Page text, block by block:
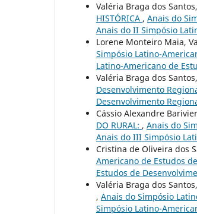
Valéria Braga dos Santos,
HISTÓRICA , Anais do
Anais do II Simpósio
Lorene Monteiro Maia,
Simpósio Latino-
Latino-Americano de
Valéria Braga dos Santos,
Desenvolvimento
Desenvolvimento
Cássio Alexandre
DO RURAL: , Anais do
Anais do III Simpósio
Cristina de Oliveira dos
Americano de Estudos
Estudos de
Valéria Braga dos Santos,
, Anais do Simpósio
Simpósio Latino-